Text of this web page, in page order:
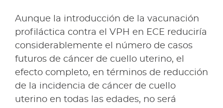
Aunque la introducción de la vacunación
profiláctica contra el VPH en ECE reduciría
considerablemente el número de casos
futuros de cáncer de cuello uterino, el
efecto completo, en términos de reducción
de la incidencia de cáncer de cuello
uterino en todas las edades, no será